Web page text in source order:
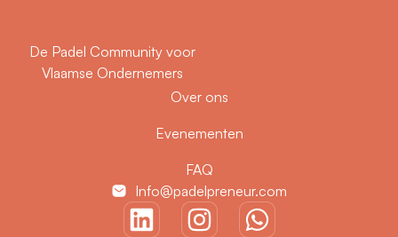
De Padel Community voor
Vlaamse Ondernemers
Over ons
Evenementen
FAQ
Info@padelpreneur.com